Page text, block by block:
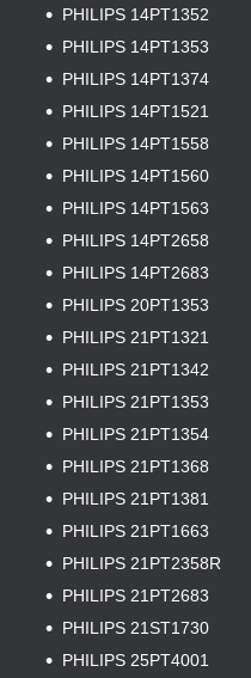
PHILIPS 14PT1352
PHILIPS 14PT1353
PHILIPS 14PT1374
PHILIPS 14PT1521
PHILIPS 14PT1558
PHILIPS 14PT1560
PHILIPS 14PT1563
PHILIPS 14PT2658
PHILIPS 14PT2683
PHILIPS 20PT1353
PHILIPS 21PT1321
PHILIPS 21PT1342
PHILIPS 21PT1353
PHILIPS 21PT1354
PHILIPS 21PT1368
PHILIPS 21PT1381
PHILIPS 21PT1663
PHILIPS 21PT2358R
PHILIPS 21PT2683
PHILIPS 21ST1730
PHILIPS 25PT4001